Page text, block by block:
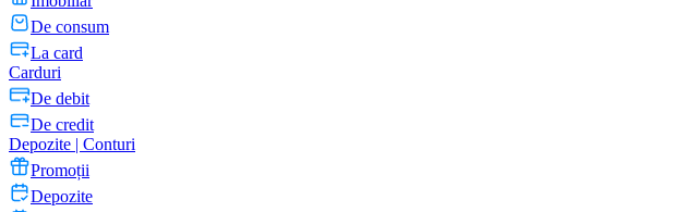
De consum
La card
Carduri
De debit
De credit
Depozite | Conturi
Promoții
Depozite